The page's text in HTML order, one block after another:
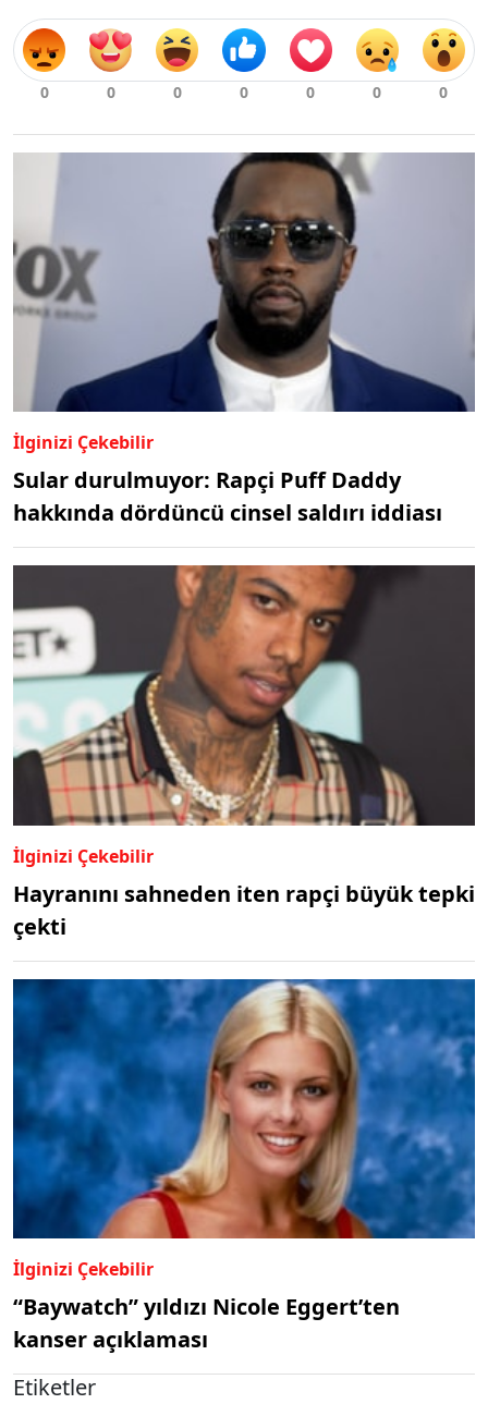
İlginizi Çekebilir
Sular durulmuyor: Rapçi Puff Daddy
hakkında dördüncü cinsel saldırı iddiası
İlginizi Çekebilir
Hayranını sahneden iten rapçi büyük tepki
çekti
İlginizi Çekebilir
“Baywatch” yıldızı Nicole Eggert’ten
kanser açıklaması
Etiketler